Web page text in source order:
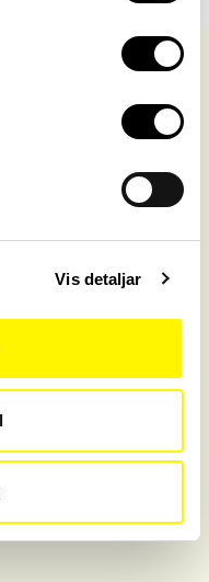
Vis detaljar